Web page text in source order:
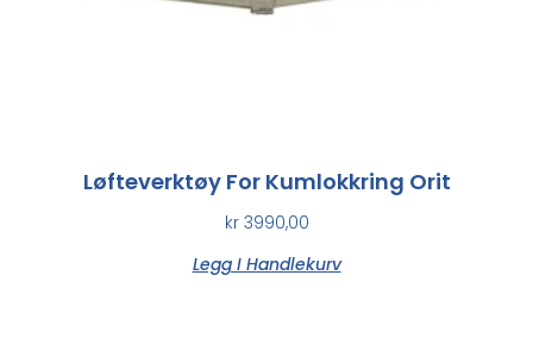
Løfteverktøy For Kumlokkring Orit
kr3990,00
Legg I Handlekurv